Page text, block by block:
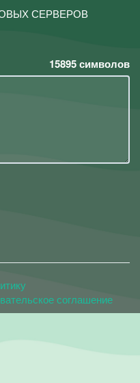
СЕРВЕРОВ
15895символов
соглашение